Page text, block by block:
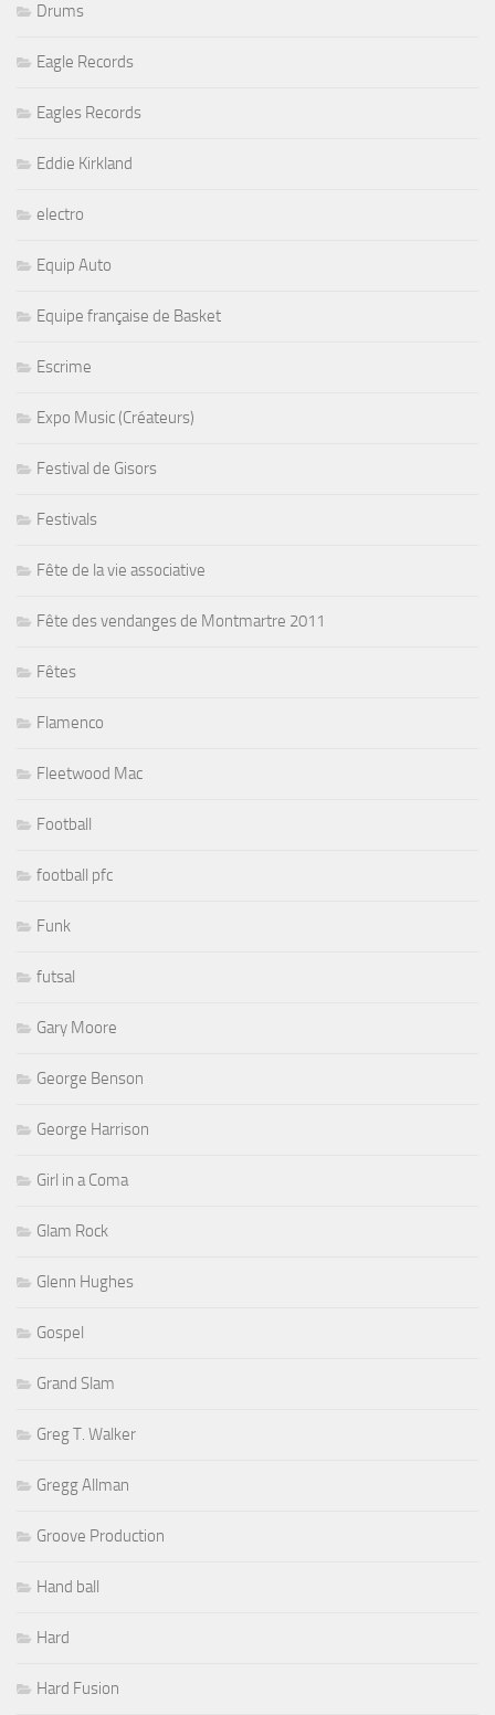
Drums
Eagle Records
Eagles Records
Eddie Kirkland
electro
Equip Auto
Equipe française de Basket
Escrime
Expo Music (Créateurs)
Festival de Gisors
Festivals
Fête de la vie associative
Fête des vendanges de Montmartre 2011
Fêtes
Flamenco
Fleetwood Mac
Football
football pfc
Funk
futsal
Gary Moore
George Benson
George Harrison
Girl in a Coma
Glam Rock
Glenn Hughes
Gospel
Grand Slam
Greg T. Walker
Gregg Allman
Groove Production
Hand ball
Hard
Hard Fusion